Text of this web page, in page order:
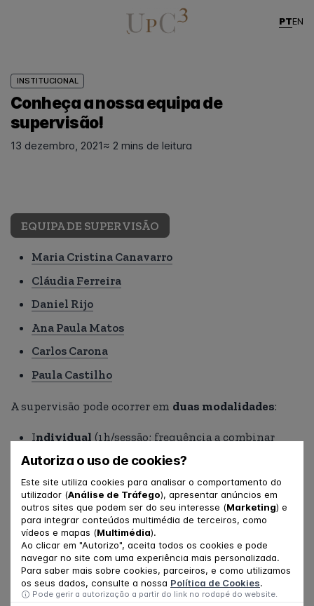
Autoriza o uso de cookies?
Este site utiliza cookies para analisar o comportamento do
utilizador (Análise de Tráfego), apresentar anúncios em
outros sites que podem ser do seu interesse (Marketing) e
para integrar conteúdos multimédia de terceiros, como
vídeos e mapas (Multimédia).
Ao clicar em "Autorizo", aceita todos os cookies e pode
navegar no site com uma experiência mais personalizada.
Para saber mais sobre cookies, parceiros, e como utilizamos
os seus dados, consulte a nossa Política de Cookies.
Pode gerir a autorização a partir do link no rodapé do website.
PTEN
INSTITUCIONAL
Conheça a nossa equipa de
supervisão!
13 dezembro, 2021≈ 2 mins de leitura
EQUIPA DE SUPERVISÃO
Maria Cristina Canavarro
Cláudia Ferreira
Daniel Rijo
Ana Paula Matos
Carlos Carona
Paula Castilho
A supervisão pode ocorrer em duas modalidades:
Individual (1h/sessão; frequência a combinar
entre supervisor e supervisando, atendendo aos
Grupal(4 pessoas; 2h/sessão; quinzenalmente).
Para mais informações sobre as sessões de supervisão,
contacte-nos através deupc3@uc.ptou933 216 060
(dias úteis: 14h30/18h30).
PARTILHE